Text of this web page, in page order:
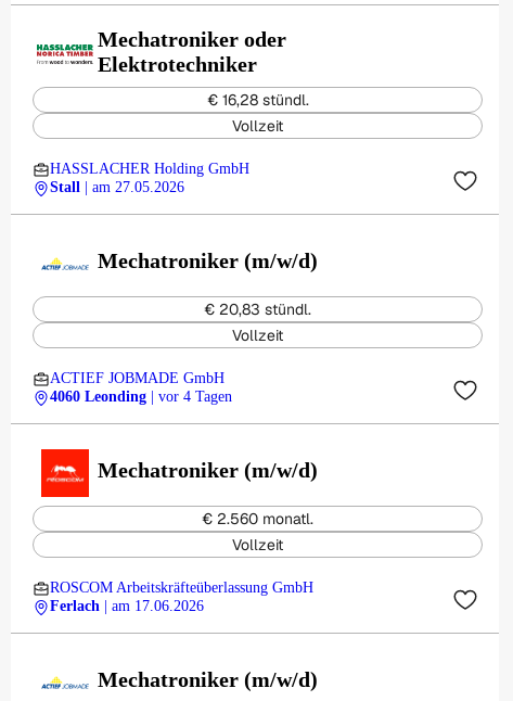
Mechatroniker oder
Elektrotechniker
€ 16,28 stündl.
Vollzeit
HASSLACHER Holding GmbH
Stall
| am 27.05.2026
Mechatroniker (m/w/d)
€ 20,83 stündl.
Vollzeit
ACTIEF JOBMADE GmbH
4060 Leonding
| vor 4 Tagen
Mechatroniker (m/w/d)
€ 2.560 monatl.
Vollzeit
ROSCOM Arbeitskräfteüberlassung GmbH
Ferlach
| am 17.06.2026
Mechatroniker (m/w/d)